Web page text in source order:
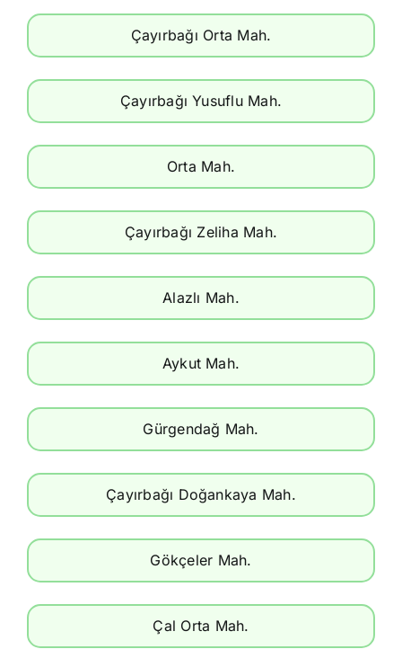
Çayırbağı Orta Mah.
Çayırbağı Yusuflu Mah.
Orta Mah.
Çayırbağı Zeliha Mah.
Alazlı Mah.
Aykut Mah.
Gürgendağ Mah.
Çayırbağı Doğankaya Mah.
Gökçeler Mah.
Çal Orta Mah.